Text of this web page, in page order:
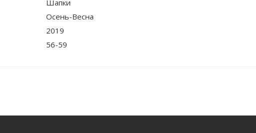
Шапки
Осень-Весна
2019
56-59